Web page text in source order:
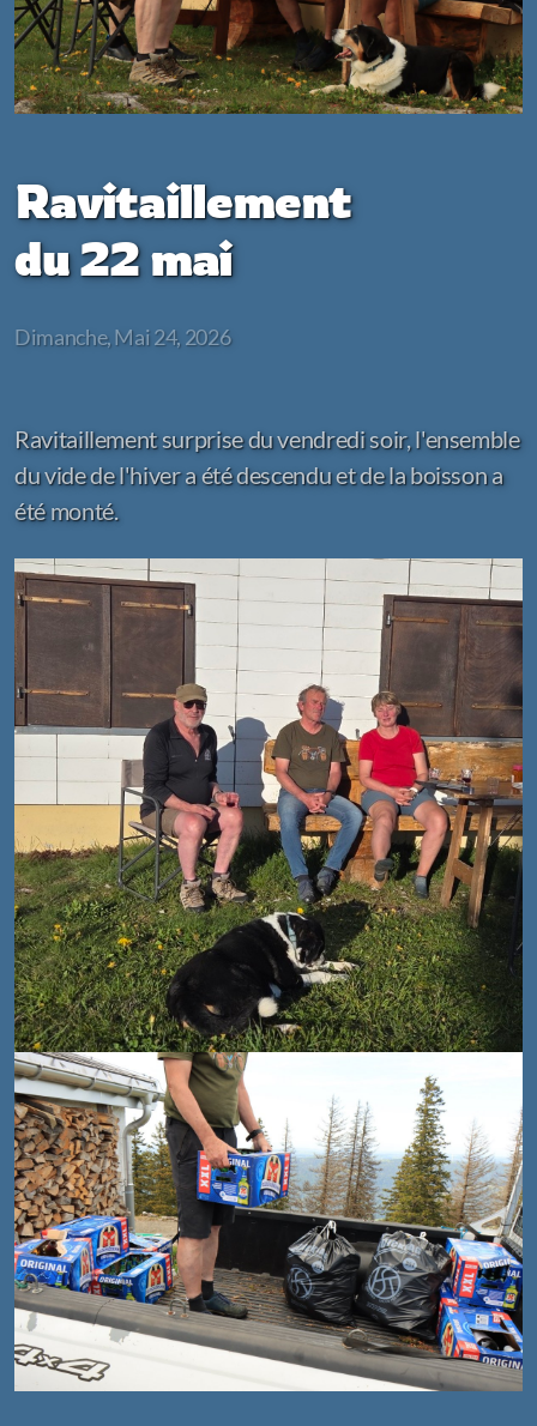
Ravitaillement
du 22 mai
Dimanche, Mai 24, 2026
Ravitaillement surprise du vendredi soir, l'ensemble
du vide de l'hiver a été descendu et de la boisson a
été monté.
Groupes au chalet
Gardiennages
Paiement au chalet